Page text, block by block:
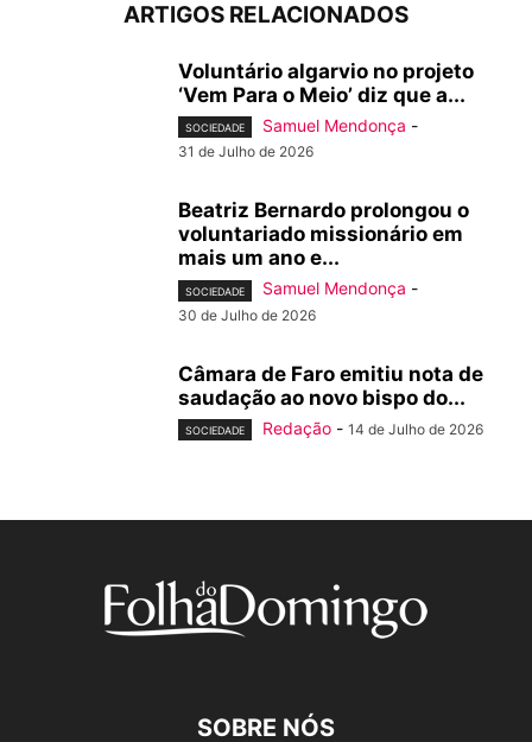
ARTIGOS RELACIONADOS
Voluntário algarvio no projeto
‘Vem Para o Meio’ diz que a...
SOCIEDADE Samuel Mendonça -
31 de Julho de 2026
Beatriz Bernardo prolongou o
voluntariado missionário em
mais um ano e...
SOCIEDADE Samuel Mendonça -
30 de Julho de 2026
Câmara de Faro emitiu nota de
saudação ao novo bispo do...
SOCIEDADE Redação - 14 de Julho de 2026
SOBRE NÓS